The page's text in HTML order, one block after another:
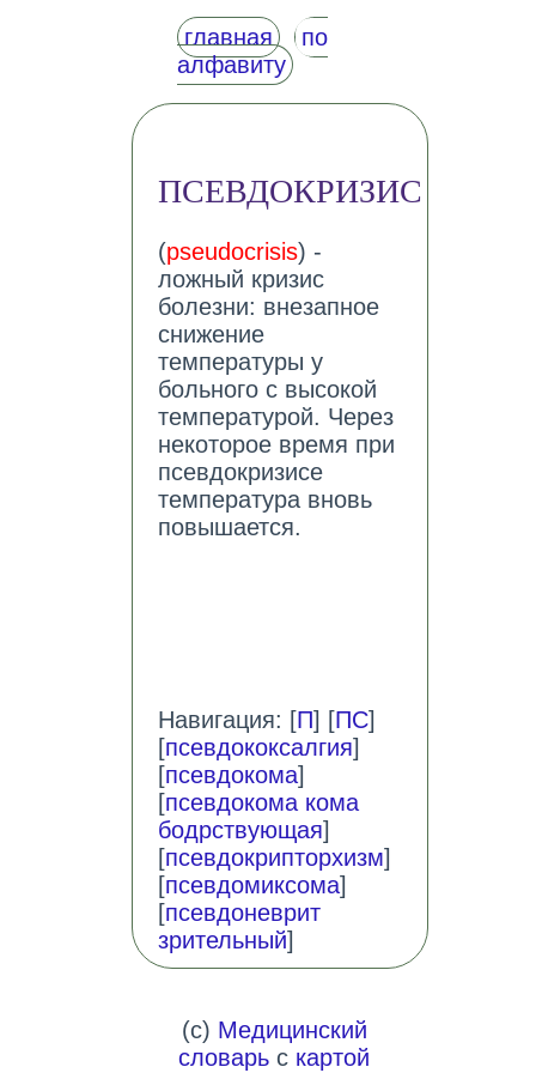
главная
по
алфавиту
ПСЕВДОКРИЗИС
(pseudocrisis) -
ложный кризис
болезни: внезапное
снижение
температуры у
больного с высокой
температурой. Через
некоторое время при
псевдокризисе
температура вновь
повышается.
Навигация: [П] [ПС]
[псевдококсалгия]
[псевдокома]
[псевдокома кома
бодрствующая]
[псевдокрипторхизм]
[псевдомиксома]
[псевдоневрит
зрительный]
(c) Медицинский
словарь с картой